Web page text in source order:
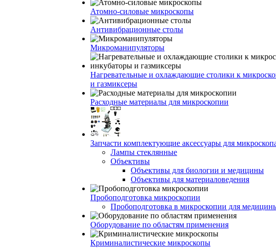
Атомно-силовые микроскопы
Антивибрационные столы
Микроманипуляторы
Нагревательные и охлаждающие столики к
и газмиксеры
Расходные материалы для микроскопии
Запчасти комплектующие аксессуары для
Лампы стеклянные
Объективы
Объективы для биологии и медицины
Объективы для материаловедения
Пробоподготовка микроскопии
Пробоподготовка в микроскопии для
Оборудование по областям применения
Криминалистические микроскопы